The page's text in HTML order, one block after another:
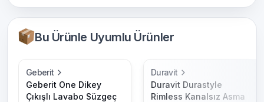
Bu Ürünle Uyumlu Ürünler
Geberit
Geberit One Dikey
Çıkışlı Lavabo Süzgeç
Duravit
Duravit Durastyle
Rimless Kanalsız Asma